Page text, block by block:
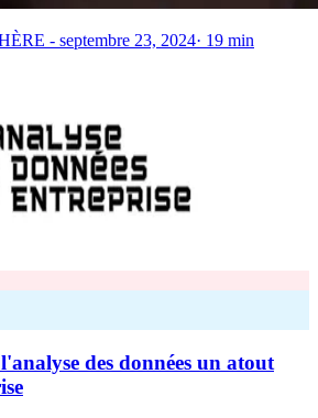
- septembre 23, 2024· 19 min
des données un atout